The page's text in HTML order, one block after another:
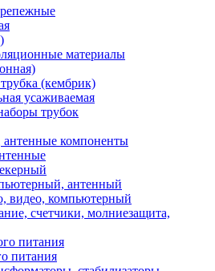
материалы
(кембрик)
усаживаемая
трубок
компоненты
антенный
видео, компьютерный
счетчики, молниезащита,
питания
питания